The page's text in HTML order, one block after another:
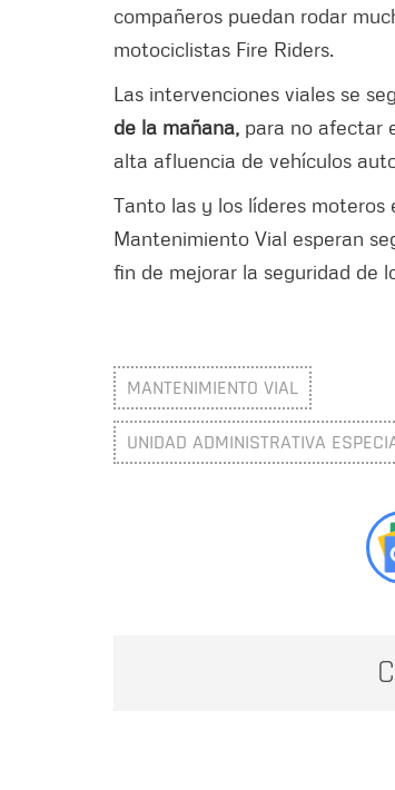
compañeros puedan rodar
motociclistas Fire Riders.
Las intervenciones viales se
de la mañana, para no afectar
alta afluencia de vehículos
Tanto las y los líderes
Mantenimiento Vial esperan
fin de mejorar la seguridad de
MANTENIMIENTO VIAL
UNIDAD ADMINISTRATIVA